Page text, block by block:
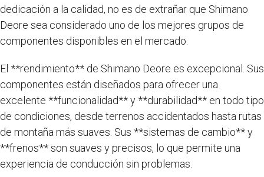
dedicación a la calidad, no es de extrañar que Shimano
Deore sea considerado uno de los mejores grupos de
componentes disponibles en el mercado.
El **rendimiento** de Shimano Deore es excepcional. Sus
componentes están diseñados para ofrecer una
excelente **funcionalidad** y **durabilidad** en todo tipo
de condiciones, desde terrenos accidentados hasta rutas
de montaña más suaves. Sus **sistemas de cambio** y
**frenos** son suaves y precisos, lo que permite una
experiencia de conducción sin problemas.